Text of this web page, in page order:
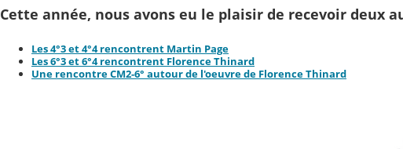
Cette année, nous avons eu le plaisir de recevoir deux
Les 4°3 et 4°4 rencontrent Martin Page
Les 6°3 et 6°4 rencontrent Florence Thinard
Une rencontre CM2-6° autour de l'oeuvre de Florence Thinard